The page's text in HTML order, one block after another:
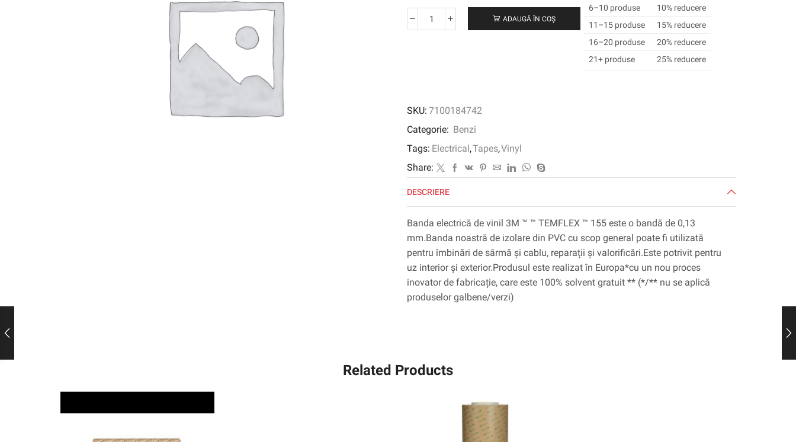
Cantitate
™
TEMFLEX
155,
alb,
19
mm
x
20
m,
rulouri/carcasă
ADAUGĂ ÎN COȘ
6–10 produse
10% reducere
11–15 produse
15% reducere
16–20 produse
20% reducere
21+ produse
25% reducere
SKU: 7100184742
Categorie: Benzi
Tags: Electrical ,Tapes,Vinyl
Share:
DESCRIERE
Banda electrică de vinil 3M ™ ™ TEMFLEX ™ 155 este o bandă de 0,13
mm.Banda noastră de izolare din PVC cu scop general poate fi utilizată
pentru îmbinări de sârmă și cablu, reparații și valorificări.Este potrivit pentru
uz interior și exterior.Produsul este realizat în Europa*cu un nou proces
inovator de fabricație, care este 100% solvent gratuit ** (*/** nu se aplică
produselor galbene/verzi)
Related Products